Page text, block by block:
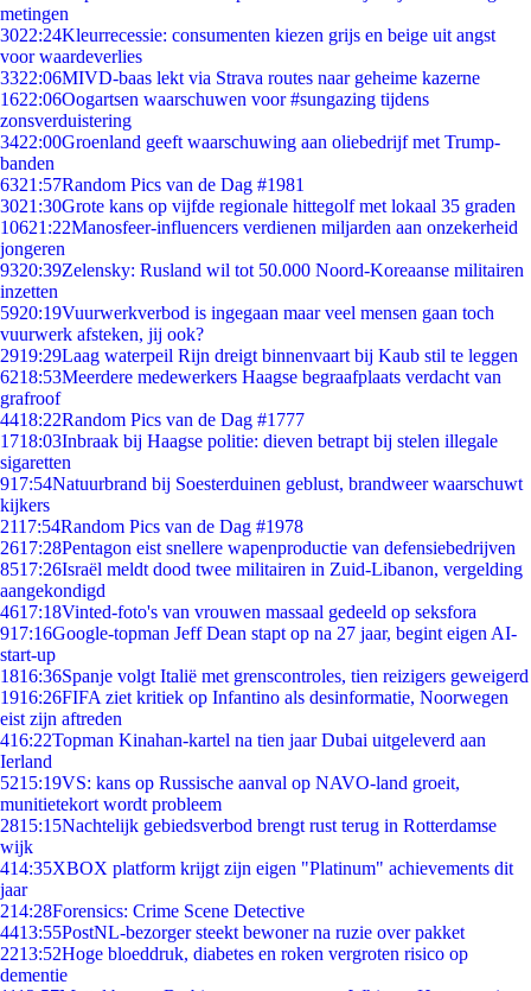
metingen
3022:24Kleurrecessie: consumenten kiezen grijs en beige uit angst
voor waardeverlies
3322:06MIVD-baas lekt via Strava routes naar geheime kazerne
1622:06Oogartsen waarschuwen voor #sungazing tijdens
zonsverduistering
3422:00Groenland geeft waarschuwing aan oliebedrijf met Trump-
banden
6321:57Random Pics van de Dag #1981
3021:30Grote kans op vijfde regionale hittegolf met lokaal 35 graden
10621:22Manosfeer-influencers verdienen miljarden aan onzekerheid
jongeren
9320:39Zelensky: Rusland wil tot 50.000 Noord-Koreaanse militairen
inzetten
5920:19Vuurwerkverbod is ingegaan maar veel mensen gaan toch
vuurwerk afsteken, jij ook?
2919:29Laag waterpeil Rijn dreigt binnenvaart bij Kaub stil te leggen
6218:53Meerdere medewerkers Haagse begraafplaats verdacht van
grafroof
4418:22Random Pics van de Dag #1777
1718:03Inbraak bij Haagse politie: dieven betrapt bij stelen illegale
sigaretten
917:54Natuurbrand bij Soesterduinen geblust, brandweer waarschuwt
kijkers
2117:54Random Pics van de Dag #1978
2617:28Pentagon eist snellere wapenproductie van defensiebedrijven
8517:26Israël meldt dood twee militairen in Zuid-Libanon, vergelding
aangekondigd
4617:18Vinted-foto's van vrouwen massaal gedeeld op seksfora
917:16Google-topman Jeff Dean stapt op na 27 jaar, begint eigen AI-
start-up
1816:36Spanje volgt Italië met grenscontroles, tien reizigers geweigerd
1916:26FIFA ziet kritiek op Infantino als desinformatie, Noorwegen
eist zijn aftreden
416:22Topman Kinahan-kartel na tien jaar Dubai uitgeleverd aan
Ierland
5215:19VS: kans op Russische aanval op NAVO-land groeit,
munitietekort wordt probleem
2815:15Nachtelijk gebiedsverbod brengt rust terug in Rotterdamse
wijk
414:35XBOX platform krijgt zijn eigen "Platinum" achievements dit
jaar
214:28Forensics: Crime Scene Detective
4413:55PostNL-bezorger steekt bewoner na ruzie over pakket
2213:52Hoge bloeddruk, diabetes en roken vergroten risico op
dementie